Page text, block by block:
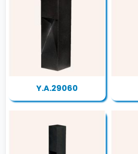
Y.A.29060